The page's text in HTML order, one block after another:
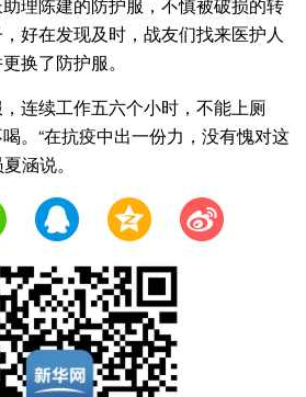
理陈建的防护服，不慎被破损的转
好在发现及时，战友们找来医护人
换了防护服。
续工作五六个小时，不能上厕
。“在抗疫中出一份力，没有愧对这
涵说。